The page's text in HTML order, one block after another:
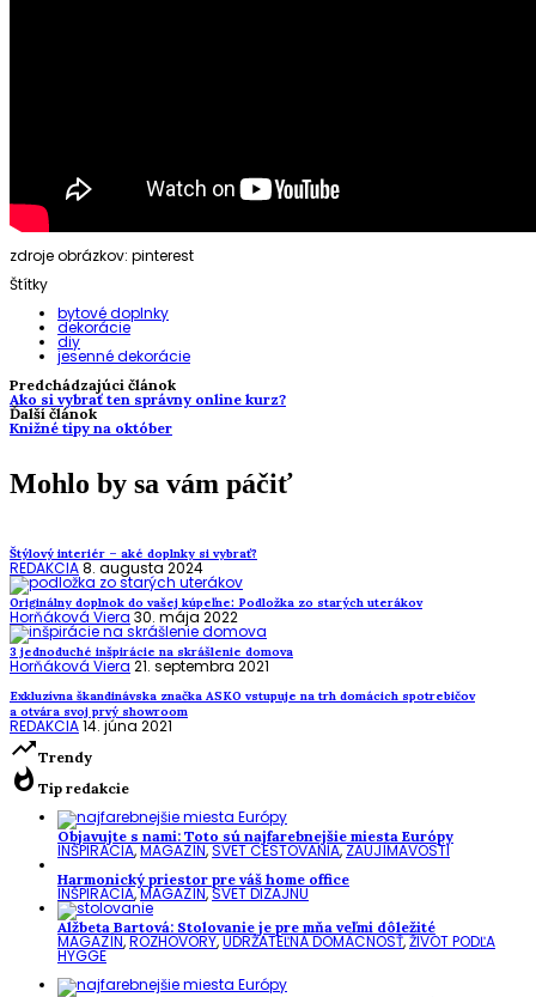
zdroje obrázkov: pinterest
Štítky
bytové doplnky
dekorácie
diy
jesenné dekorácie
Predchádzajúci článok
Ako si vybrať ten správny online kurz?
Ďalší článok
Knižné tipy na október
Mohlo by sa vám páčiť
Štýlový interiér – aké doplnky si vybrať?
REDAKCIA8. augusta 2024
Originálny doplnok do vašej kúpeľne: Podložka zo starých uterákov
Horňáková Viera 30. mája 2022
3 jednoduché inšpirácie na skrášlenie domova
Horňáková Viera 21. septembra 2021
Exkluzívna škandinávska značka ASKO vstupuje na trh domácich spotrebičov
a otvára svoj prvý showroom
REDAKCIA14. júna 2021
trending_upTrendy
whatshot Tip redakcie
Objavujte s nami: Toto sú najfarebnejšie miesta Európy
INŠPIRÁCIA,MAGAZÍN,SVET CESTOVANIA,ZAUJÍMAVOSTI
Harmonický priestor pre váš home office
INŠPIRÁCIA,MAGAZÍN,SVET DIZAJNU
Alžbeta Bartová: Stolovanie je pre mňa veľmi dôležité
MAGAZÍN,ROZHOVORY,UDRŽATEĽNÁ DOMÁCNOSŤ,ŽIVOT PODĽA
HYGGE